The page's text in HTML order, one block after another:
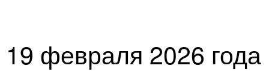
19 февраля 2026 года